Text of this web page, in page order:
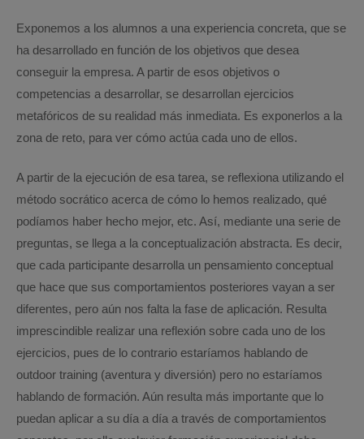
Exponemos a los alumnos a una experiencia concreta, que se
ha desarrollado en función de los objetivos que desea
conseguir la empresa. A partir de esos objetivos o
competencias a desarrollar, se desarrollan ejercicios
metafóricos de su realidad más inmediata. Es exponerlos a la
zona de reto, para ver cómo actúa cada uno de ellos.
A partir de la ejecución de esa tarea, se reflexiona utilizando el
método socrático acerca de cómo lo hemos realizado, qué
podíamos haber hecho mejor, etc. Así, mediante una serie de
preguntas, se llega a la conceptualización abstracta. Es decir,
que cada participante desarrolla un pensamiento conceptual
que hace que sus comportamientos posteriores vayan a ser
diferentes, pero aún nos falta la fase de aplicación. Resulta
imprescindible realizar una reflexión sobre cada uno de los
ejercicios, pues de lo contrario estaríamos hablando de
outdoor training (aventura y diversión) pero no estaríamos
hablando de formación. Aún resulta más importante que lo
puedan aplicar a su día a día a través de comportamientos